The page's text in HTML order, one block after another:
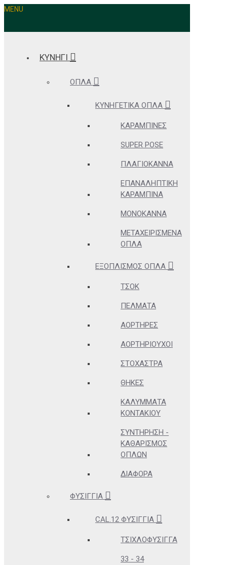
MENU
ΚΥΝΗΓΙ
ΌΠΛΑ
ΚΥΝΗΓΕΤΙΚΆ ΌΠΛΑ
ΚΑΡΑΜΠΊΝΕΣ
SUPER POSE
ΠΛΑΓΙΌΚΑΝΝΑ
ΕΠΑΝΑΛΗΠΤΙΚΉ
ΚΑΡΑΜΠΊΝΑ
ΜΟΝΌΚΑΝΝΑ
ΜΕΤΑΧΕΙΡΙΣΜΈΝΑ
ΌΠΛΑ
ΕΞΟΠΛΙΣΜΌΣ ΌΠΛΑ
ΤΣΟΚ
ΠΈΛΜΑΤΑ
ΑΟΡΤΉΡΕΣ
ΑΟΡΤΗΡΙΟΎΧΟΙ
ΣΤΌΧΑΣΤΡΑ
ΘΉΚΕΣ
ΚΑΛΎΜΜΑΤΑ
ΚΟΝΤΑΚΊΟΥ
ΣΥΝΤΉΡΗΣΗ -
ΚΑΘΑΡΙΣΜΌΣ
ΌΠΛΩΝ
ΔΙΆΦΟΡΑ
ΦΥΣΊΓΓΙΑ
CAL.12 ΦΥΣΊΓΓΙΑ
ΤΣΙΧΛΟΦΎΣΙΓΓΑ
33 - 34